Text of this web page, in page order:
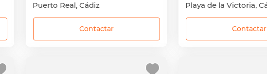
Puerto Real, Cádiz
Contactar Contactar